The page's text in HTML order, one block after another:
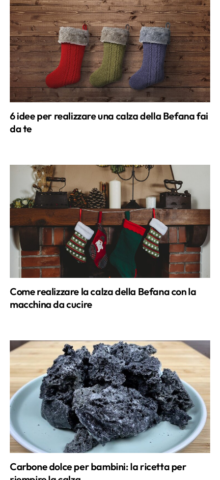
6 idee per realizzare una calza della Befana fai
da te
Come realizzare la calza della Befana con la
macchina da cucire
Carbone dolce per bambini: la ricetta per